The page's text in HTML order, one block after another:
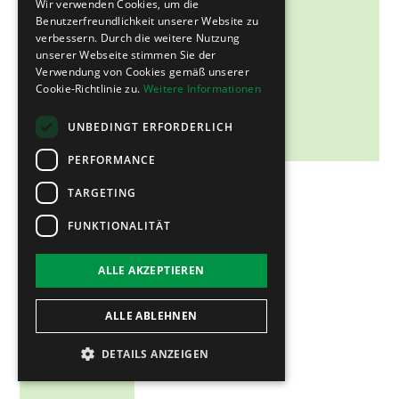
Wir verwenden Cookies, um die
Benutzerfreundlichkeit unserer Website zu
verbessern. Durch die weitere Nutzung
unserer Webseite stimmen Sie der
Verwendung von Cookies gemäß unserer
Cookie-Richtlinie zu. Weitere Informationen
UNBEDINGT ERFORDERLICH
PERFORMANCE
TARGETING
FUNKTIONALITÄT
ALLE AKZEPTIEREN
ALLE ABLEHNEN
DETAILS ANZEIGEN